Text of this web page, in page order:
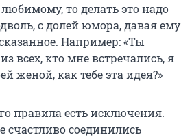
то делать это надо
с долей юмора, давая ему
Например: «Ты
всех, кто мне встречались, я
женой, как тебе эта идея?»
правила есть исключения.
счастливо соединились